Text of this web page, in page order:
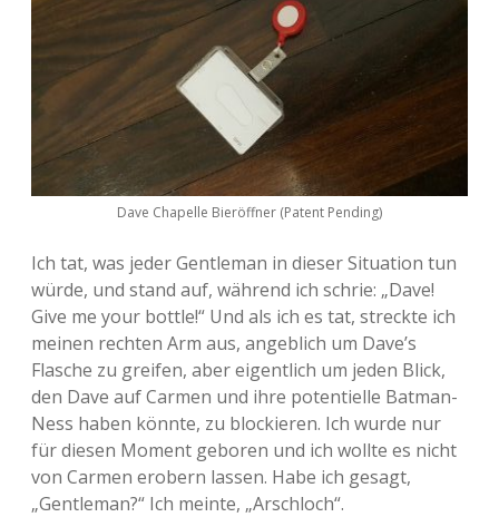
Dave Chapelle Bieröffner (Patent Pending)
Ich tat, was jeder Gentleman in dieser Situation tun
würde, und stand auf, während ich schrie: „Dave!
Give me your bottle!“ Und als ich es tat, streckte ich
meinen rechten Arm aus, angeblich um Dave’s
Flasche zu greifen, aber eigentlich um jeden Blick,
den Dave auf Carmen und ihre potentielle Batman-
Ness haben könnte, zu blockieren. Ich wurde nur
für diesen Moment geboren und ich wollte es nicht
von Carmen erobern lassen. Habe ich gesagt,
„Gentleman?“ Ich meinte, „Arschloch“.